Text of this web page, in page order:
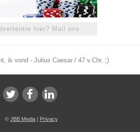
hier? Mail ons
ik vond - Julius Caesar / 47 v.Chr. ;)
© JBB Media| Privacy